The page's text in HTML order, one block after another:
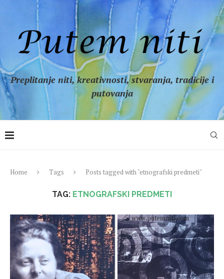
Preplitanje niti, kreativnosti, stvaranja, tradicije i
putovanja
Home Tags Posts tagged with "etnografski predmeti"
TAG: ETNOGRAFSKI PREDMETI